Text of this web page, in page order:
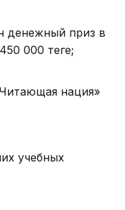
денежный приз в
000 теңге;
нация»
учебных